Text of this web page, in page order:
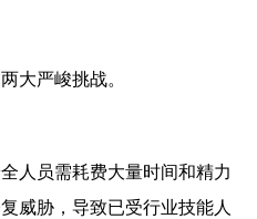
大严峻挑战。
人员需耗费大量时间和精力
威胁，导致已受行业技能人